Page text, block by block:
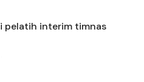
pelatih interim timnas